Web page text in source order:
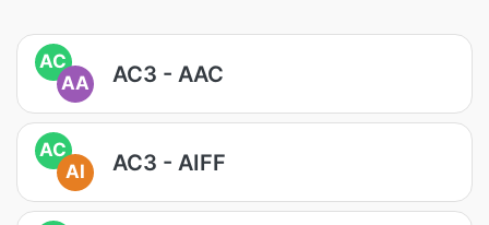
AC
AA
AC3 - AAC
AC
AI
AC3 - AIFF